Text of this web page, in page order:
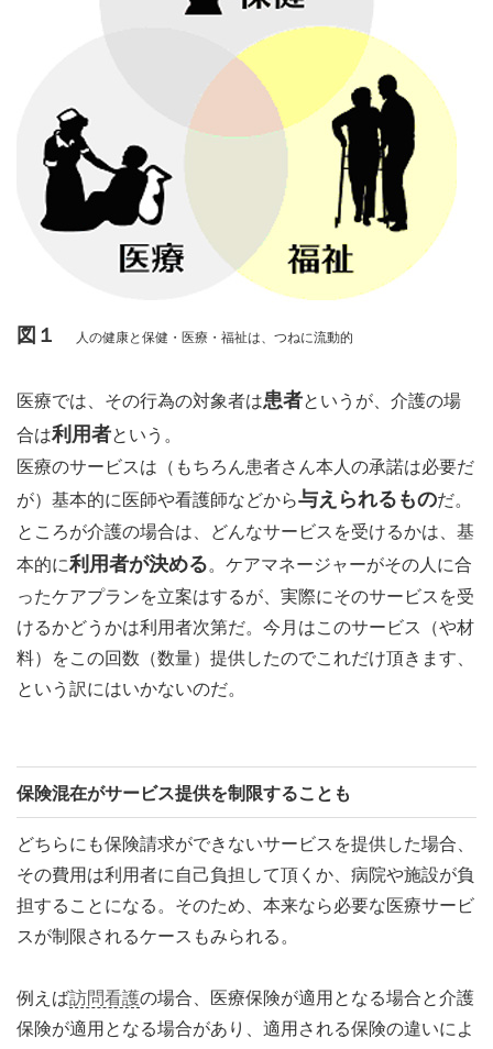
図１ 人の健康と保健・医療・福祉は、つねに流動的
医療では、その行為の対象者は患者というが、介護の場
合は利用者という。
医療のサービスは（もちろん患者さん本人の承諾は必要だ
が）基本的に医師や看護師などから与えられるものだ。
ところが介護の場合は、どんなサービスを受けるかは、基
本的に利用者が決める。ケアマネージャーがその人に合
ったケアプランを立案はするが、実際にそのサービスを受
けるかどうかは利用者次第だ。今月はこのサービス（や材
料）をこの回数（数量）提供したのでこれだけ頂きます、
という訳にはいかないのだ。
保険混在がサービス提供を制限することも
どちらにも保険請求ができないサービスを提供した場合、
その費用は利用者に自己負担して頂くか、病院や施設が負
担することになる。そのため、本来なら必要な医療サービ
スが制限されるケースもみられる。
例えば訪問看護の場合、医療保険が適用となる場合と介護
保険が適用となる場合があり、適用される保険の違いによ